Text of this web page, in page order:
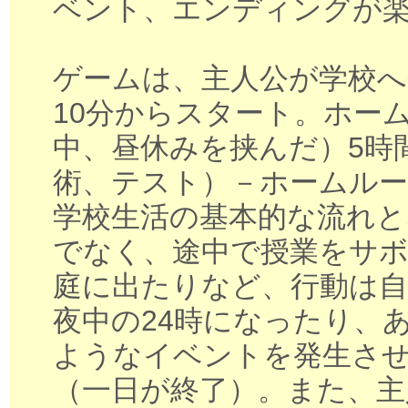
ベント、エンディングが
ゲームは、主人公が学校
10分からスタート。ホー
中、昼休みを挟んだ）5時
術、テスト）－ホームル
学校生活の基本的な流れ
でなく、途中で授業をサ
庭に出たりなど、行動は
夜中の24時になったり、
ようなイベントを発生さ
（一日が終了）。また、